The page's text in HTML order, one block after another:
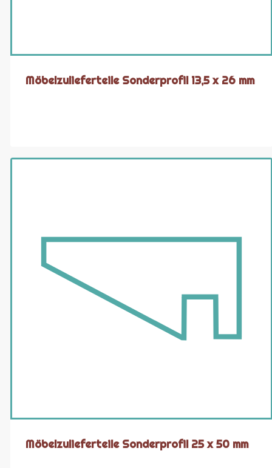
Möbelzulieferteile Sonderprofil 13,5 x 26 mm
Möbelzulieferteile Sonderprofil 25 x 50 mm